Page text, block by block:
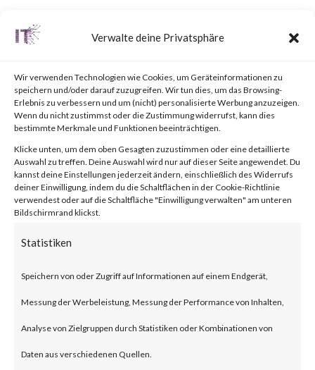
Verwalte deine Privatsphäre
Wir verwenden Technologien wie Cookies, um Geräteinformationen zu
speichern und/oder darauf zuzugreifen. Wir tun dies, um das Browsing-
Erlebnis zu verbessern und um (nicht) personalisierte Werbung anzuzeigen.
Wenn du nicht zustimmst oder die Zustimmung widerrufst, kann dies
bestimmte Merkmale und Funktionen beeinträchtigen.
Klicke unten, um dem oben Gesagten zuzustimmen oder eine detaillierte
Auswahl zu treffen. Deine Auswahl wird nur auf dieser Seite angewendet. Du
kannst deine Einstellungen jederzeit ändern, einschließlich des Widerrufs
deiner Einwilligung, indem du die Schaltflächen in der Cookie-Richtlinie
verwendest oder auf die Schaltfläche "Einwilligung verwalten" am unteren
Bildschirmrand klickst.
Statistiken
Speichern von oder Zugriff auf Informationen auf einem Endgerät,
Messung der Werbeleistung, Messung der Performance von Inhalten,
Analyse von Zielgruppen durch Statistiken oder Kombinationen von
Daten aus verschiedenen Quellen.
What is WinRAR?
for file
compression/decompression
and archive management.
What is the Attack?
vulnerability that affects
WinRAR before version 6.23.
The vulnerability allows threat
actors to create a zip file that